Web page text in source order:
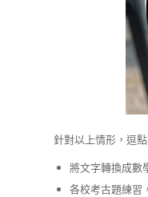
針對以上情形，逗
將文字轉換成數
各校考古題練習